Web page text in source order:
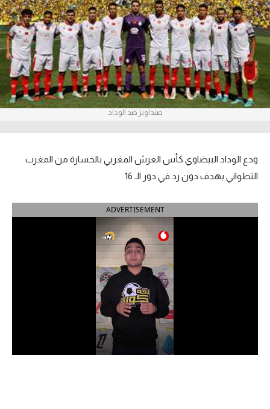
آراء حرة
ركن الألعاب
بطولات
الدوري المصري
الدوري الإسباني
الدوري الإيطالي
الدوري السعودي للمحترفين
صنداونز ضد الوداد
ودع الوداد البيضاوي كأس العرش المغربي بالخسارة من المغرب
التطواني بهدف دون رد في دور الـ 16.
ADVERTISEMENT